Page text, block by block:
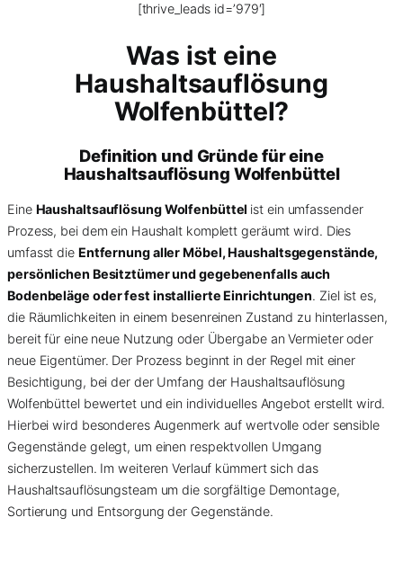
[thrive_leads id=’979′]
Was ist eine
Haushaltsauflösung
Wolfenbüttel?
Definition und Gründe für eine
Haushaltsauflösung Wolfenbüttel
Eine Haushaltsauflösung Wolfenbüttel ist ein umfassender
Prozess, bei dem ein Haushalt komplett geräumt wird. Dies
umfasst die Entfernung aller Möbel, Haushaltsgegenstände,
persönlichen Besitztümer und gegebenenfalls auch
Bodenbeläge oder fest installierte Einrichtungen. Ziel ist es,
die Räumlichkeiten in einem besenreinen Zustand zu hinterlassen,
bereit für eine neue Nutzung oder Übergabe an Vermieter oder
neue Eigentümer. Der Prozess beginnt in der Regel mit einer
Besichtigung, bei der der Umfang der Haushaltsauflösung
Wolfenbüttel bewertet und ein individuelles Angebot erstellt wird.
Hierbei wird besonderes Augenmerk auf wertvolle oder sensible
Gegenstände gelegt, um einen respektvollen Umgang
sicherzustellen. Im weiteren Verlauf kümmert sich das
Haushaltsauflösungsteam um die sorgfältige Demontage,
Sortierung und Entsorgung der Gegenstände.